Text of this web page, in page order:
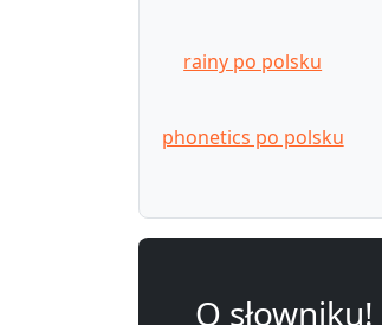
rainy po polsku
phonetics po polsku
O słowniku!